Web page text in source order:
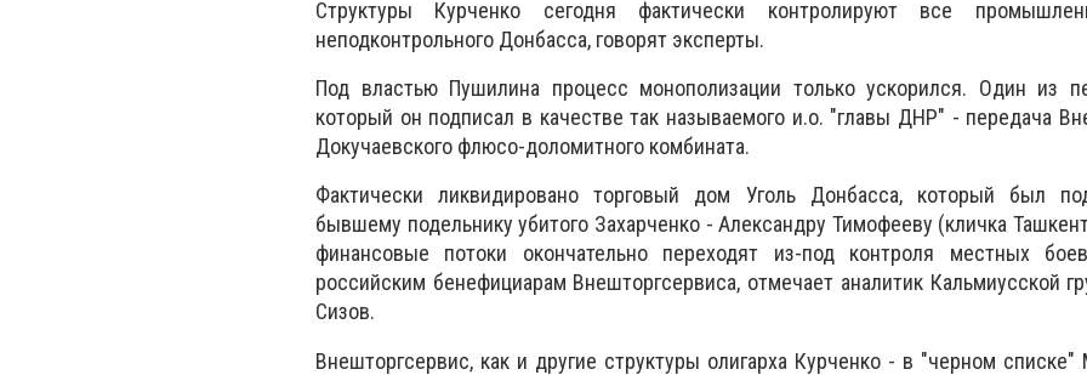
Структуры Курченко сегодня фактически контролируют все
неподконтрольного Донбасса, говорят эксперты.
Под властью Пушилина процесс монополизации только ускорился. Один из
который он подписал в качестве так называемого и.о. "главы ДНР" - передача
Докучаевского флюсо-доломитного комбината.
Фактически ликвидировано торговый дом Уголь Донбасса, который был
бывшему подельнику убитого Захарченко - Александру Тимофееву (кличка
финансовые потоки окончательно переходят из-под контроля местных
российским бенефициарам Внешторгсервиса, отмечает аналитик Кальмиусской
Сизов.
Внешторгсервис, как и другие структуры олигарха Курченко - в "черном списке"